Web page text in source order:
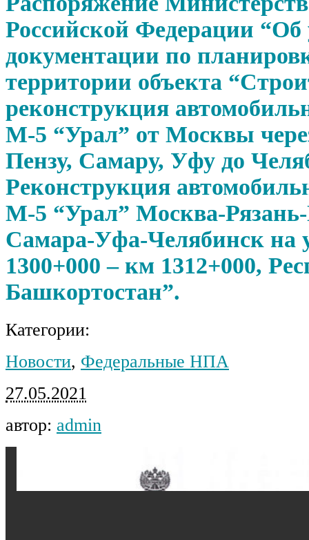
Российской Федерации “Об
документации по
территории объекта
реконструкция
М-5 “Урал” от Москвы
Пензу, Самару, Уфу до
Реконструкция
М-5 “Урал” Москва-
Самара-Уфа-Челябинск на
1300+000 – км 1312+000,
Башкортостан”.
Категории:
Новости, Федеральные НПА
27.05.2021
автор: admin